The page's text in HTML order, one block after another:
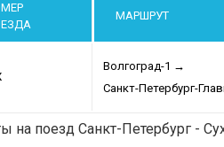
МАРШРУТ
Волгоград-1 →
Санкт-Петербург-
на поезд Санкт-Петербург -